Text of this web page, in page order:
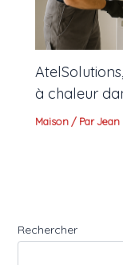
à chaleur
Maison / ParJean
Rechercher